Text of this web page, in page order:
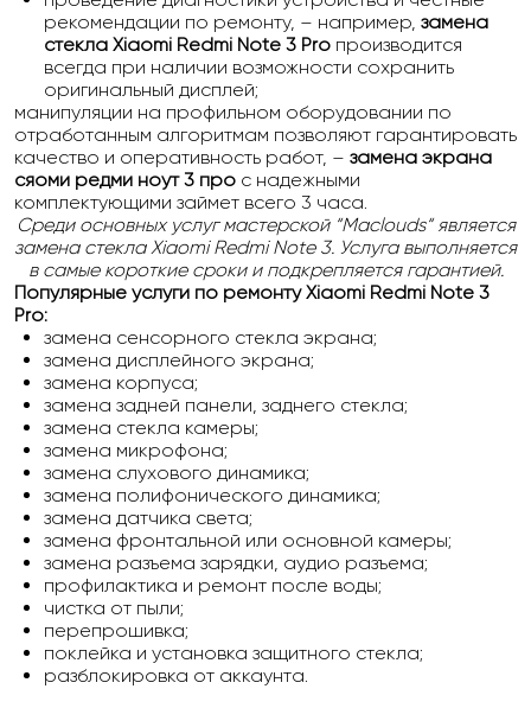
рекомендации по ремонту, – например, замена
стекла Xiaomi Redmi Note 3 Pro производится
всегда при наличии возможности сохранить
оригинальный дисплей;
манипуляции на профильном оборудовании по
отработанным алгоритмам позволяют гарантировать
качество и оперативность работ, – замена экрана
сяоми редми ноут 3 про с надежными
комплектующими займет всего 3 часа.
Среди основных услуг мастерской “Maclouds“ является
замена стекла Xiaomi Redmi Note 3. Услуга выполняется
в самые короткие сроки и подкрепляется гарантией.
Популярные услуги по ремонту Xiaomi Redmi Note 3
Pro:
замена сенсорного стекла экрана;
замена дисплейного экрана;
замена корпуса;
замена задней панели, заднего стекла;
замена стекла камеры;
замена микрофона;
замена слухового динамика;
замена полифонического динамика;
замена датчика света;
замена фронтальной или основной камеры;
замена разъема зарядки, аудио разъема;
профилактика и ремонт после воды;
чистка от пыли;
перепрошивка;
поклейка и установка защитного стекла;
разблокировка от аккаунта.